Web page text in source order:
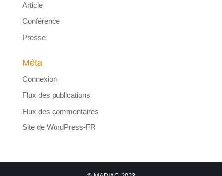
Article
Conférence
Presse
Méta
Connexion
Flux des publications
Flux des commentaires
Site de WordPress-FR